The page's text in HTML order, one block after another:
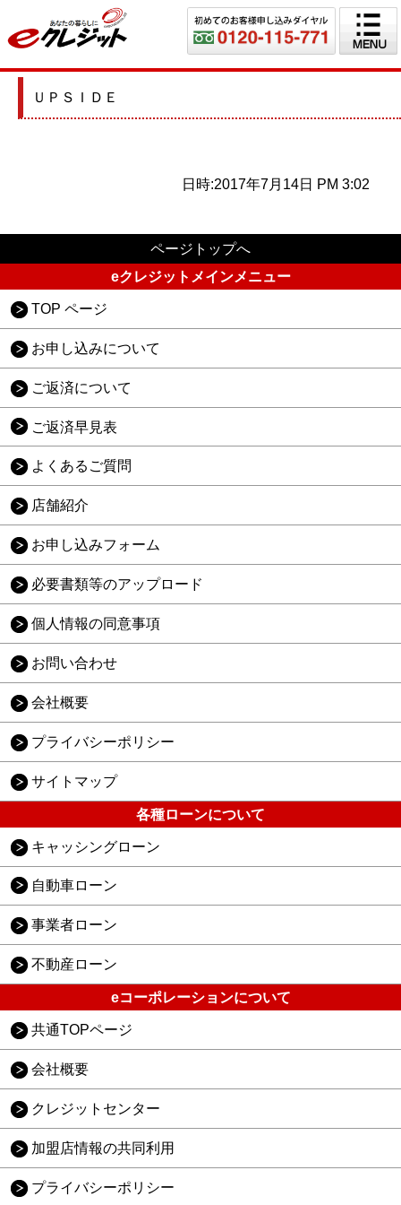
ＵＰＳＩＤＥ
日時:2017年7月14日 PM 3:02
ページトップへ
eクレジットメインメニュー
TOP ページ
お申し込みについて
ご返済について
ご返済早見表
よくあるご質問
店舗紹介
お申し込みフォーム
必要書類等のアップロード
個人情報の同意事項
お問い合わせ
会社概要
プライバシーポリシー
サイトマップ
各種ローンについて
キャッシングローン
自動車ローン
事業者ローン
不動産ローン
eコーポレーションについて
共通TOPページ
会社概要
クレジットセンター
加盟店情報の共同利用
プライバシーポリシー